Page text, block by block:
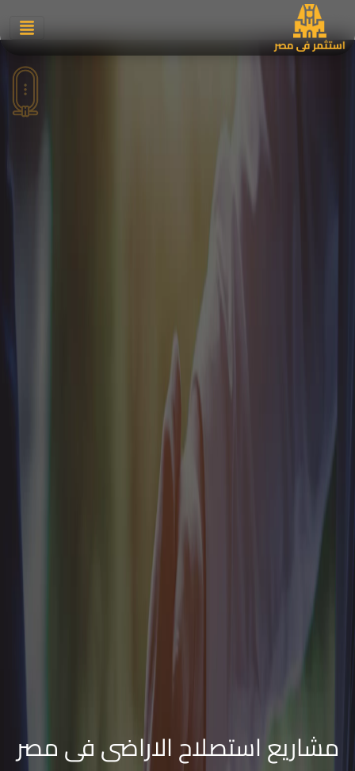
مشاريع استصلاح الاراضى فى مصر